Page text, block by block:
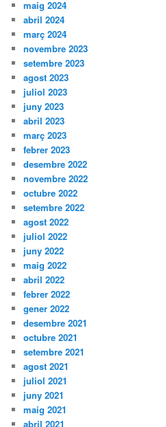
maig 2024
abril 2024
març 2024
novembre 2023
setembre 2023
agost 2023
juliol 2023
juny 2023
abril 2023
març 2023
febrer 2023
desembre 2022
novembre 2022
octubre 2022
setembre 2022
agost 2022
juliol 2022
juny 2022
maig 2022
abril 2022
febrer 2022
gener 2022
desembre 2021
octubre 2021
setembre 2021
agost 2021
juliol 2021
juny 2021
maig 2021
abril 2021